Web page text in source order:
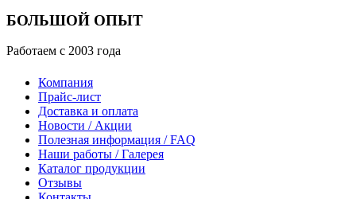
БОЛЬШОЙ ОПЫТ
Работаем с 2003 года
Компания
Прайс-лист
Доставка и оплата
Новости / Акции
Полезная информация / FAQ
Наши работы / Галерея
Каталог продукции
Отзывы